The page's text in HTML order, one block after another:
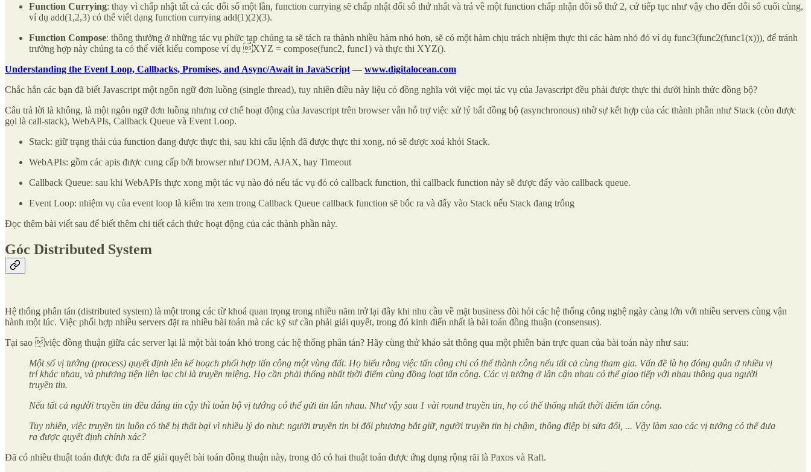
Function Currying: thay vì chấp nhật tất cả các đối số một lần, function currying sẽ chấp nhật đối số thứ nhất và trả về một function chấp nhận đối số thứ 2, cứ tiếp tục như vậy cho đến đối số cuối cùng,
ví dụ add(1,2,3) có thể viết dạng function currying add(1)(2)(3).
Function Compose: thông thường ở những tác vụ phức tạp chúng ta sẽ tách ra thành nhiều hàm nhỏ hơn, sẽ có một hàm chịu trách nhiệm thực thi các hàm nhỏ đó ví dụ func3(func2(func1(x))), để tránh
trường hợp này chúng ta có thể viết kiểu compose ví dụ XYZ = compose(func2, func1) và thực thi XYZ().
Understanding the Event Loop, Callbacks, Promises, and Async/Await in JavaScript — www.digitalocean.com
Chắc hẳn các bạn đã biết Javascript một ngôn ngữ đơn luồng (single thread), tuy nhiên điều này liệu có đồng nghĩa với việc mọi tác vụ của Javascript đều phải được thực thi dưới hình thức đồng bộ?
Câu trả lời là không, là một ngôn ngữ đơn luồng nhưng cơ chế hoạt động của Javascript trên browser vẫn hỗ trợ việc xử lý bất đồng bộ (asynchronous) nhờ sự kết hợp của các thành phần như Stack (còn được
gọi là call-stack), WebAPIs, Callback Queue và Event Loop.
Stack: giữ trạng thái của function đang được thực thi, sau khi câu lệnh đã được thực thi xong, nó sẽ được xoá khỏi Stack.
WebAPIs: gồm các apis được cung cấp bởi browser như DOM, AJAX, hay Timeout
Callback Queue: sau khi WebAPIs thực xong một tác vụ nào đó nếu tác vụ đó có callback function, thì callback function này sẽ được đẩy vào callback queue.
Event Loop: nhiệm vụ của event loop là kiểm tra xem trong Callback Queue callback function sẽ bốc ra và đẩy vào Stack nếu Stack đang trống
Đọc thêm bài viết sau để biết thêm chi tiết cách thức hoạt động của các thành phần này.
Góc Distributed System
Hệ thống phân tán (distributed system) là một trong các từ khoá quan trọng trong nhiều năm trở lại đây khi nhu cầu về mặt business đòi hỏi các hệ thống công nghệ ngày càng lớn với nhiều servers cùng vận
hành một lúc. Việc phối hợp nhiều servers đặt ra nhiều bài toán mà các kỹ sư cần phải giải quyết, trong đó kinh điển nhất là bài toán đồng thuận (consensus).
Tại sao việc đồng thuận giữa các server lại là một bài toán khó trong các hệ thống phân tán? Hãy cùng thử khảo sát thông qua một phiên bản trực quan của bài toán này như sau:
Một số vị tướng (process) quyết định lên kế hoạch phối hợp tấn công một vùng đất. Họ hiểu rằng việc tấn công chỉ có thể thành công nếu tất cả cùng tham gia. Vấn đề là họ đóng quân ở nhiều vị
trí khác nhau, và phương tiện liên lạc chỉ là truyền miệng. Họ cần phải thống nhất thời điểm cùng đồng loạt tấn công. Các vị tướng ở lân cận nhau có thể giao tiếp với nhau thông qua người
truyền tin.
Nếu tất cả người truyền tin đều đáng tin cậy thì toàn bộ vị tướng có thể gửi tin lẫn nhau. Như vậy sau 1 vài round truyền tin, họ có thể thống nhất thời điểm tấn công.
Tuy nhiên, việc truyền tin luôn có thể bị thất bại vì nhiều lý do như: người truyền tin bị đối phương bắt giữ, người truyền tin bị chậm, thông điệp bị sửa đổi, ... Vậy làm sao các vị tướng có thể đưa
ra được quyết định chính xác?
Đã có nhiều thuật toán được đưa ra để giải quyết bài toán đồng thuận này, trong đó có hai thuật toán được ứng dụng rộng rãi là Paxos và Raft.